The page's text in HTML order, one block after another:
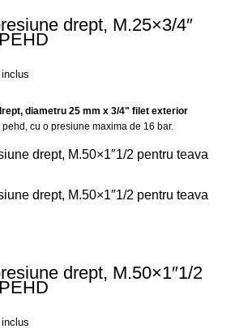
drept, M.25×3/4″
diametru 25 mm x 3/4" filet exterior
cu o presiune maxima de 16 bar.
drept, M.50×1″1/2